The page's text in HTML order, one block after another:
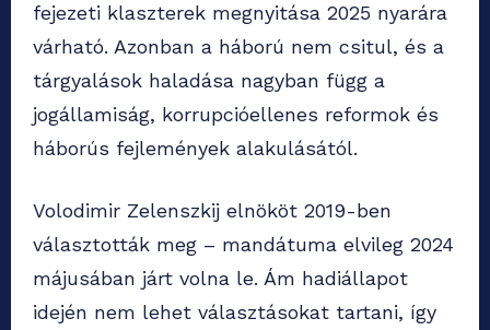
fejezeti klaszterek megnyitása 2025 nyarára
várható. Azonban a háború nem csitul, és a
tárgyalások haladása nagyban függ a
jogállamiság, korrupcióellenes reformok és
háborús fejlemények alakulásától.
Volodimir Zelenszkij elnököt 2019-ben
választották meg – mandátuma elvileg 2024
májusában járt volna le. Ám hadiállapot
idején nem lehet választásokat tartani, így